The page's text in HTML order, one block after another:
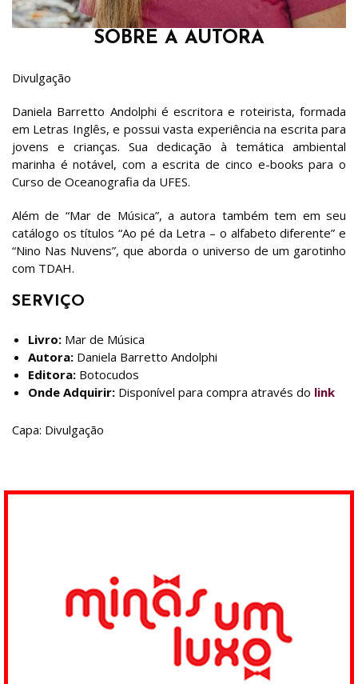
SOBRE A AUTORA
Divulgação
Daniela Barretto Andolphi é escritora e roteirista, formada
em Letras Inglês, e possui vasta experiência na escrita para
jovens e crianças. Sua dedicação à temática ambiental
marinha é notável, com a escrita de cinco e-books para o
Curso de Oceanografia da UFES.
Além de “Mar de Música”, a autora também tem em seu
catálogo os títulos “Ao pé da Letra – o alfabeto diferente” e
“Nino Nas Nuvens”, que aborda o universo de um garotinho
com TDAH.
SERVIÇO
Livro: Mar de Música
Autora: Daniela Barretto Andolphi
Editora: Botocudos
Onde Adquirir: Disponível para compra através do link
Capa: Divulgação